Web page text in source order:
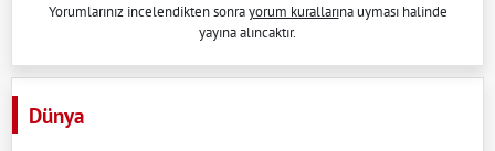
Yorumlarınız incelendikten sonrayorum kurallarına uyması halinde
yayına alıncaktır.
Dünya